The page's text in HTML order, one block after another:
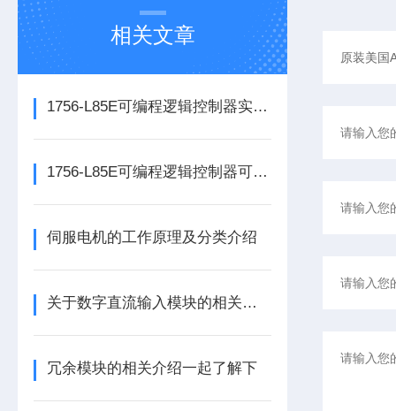
相关文章
1756-L85E可编程逻辑控制器实操应用常见问题分析及解决方法探讨
1756-L85E可编程逻辑控制器可满足多行业自动化精准控制需求
伺服电机的工作原理及分类介绍
关于数字直流输入模块的相关介绍
冗余模块的相关介绍一起了解下